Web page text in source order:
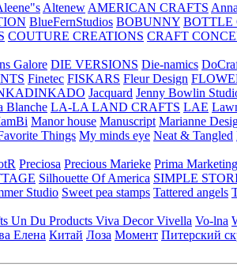
Altenew AMERICAN CRAFTS
BlueFernStudios BOBUNNY BOTTLE
COUTURE CREATIONS CRAFT
Galore DIE VERSIONS Die-namics
Finetec FISKARS Fleur Design
Jacquard Jenny Bowlin
Blanche LA-LA LAND CRAFTS LAE
Manor house Manuscript Marianne
Things My minds eye Neat & Tangled
Preciosa Precious Marieke Prima Marketing
Silhouette Of America SIMPLE
Studio Sweet pea stamps Tattered angels
Un Du Products Viva DecorVivella Vo-lna
Елена Китай Лоза Момент Питерский